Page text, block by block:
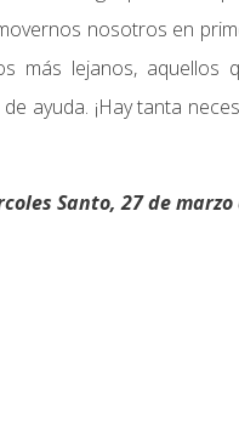
nosotros en
más lejanos, aquellos
ayuda. ¡Hay tanta
Santo, 27 de